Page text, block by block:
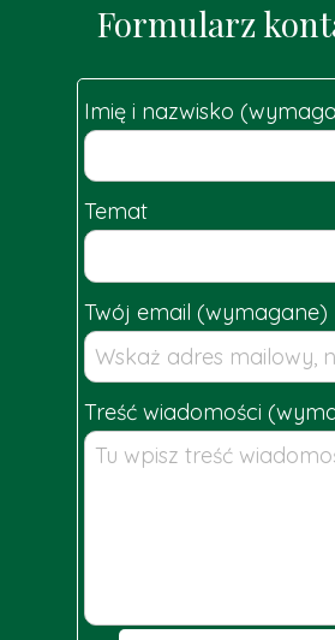
Formularz
Imię i nazwisko
Temat
Twój email (wymagane)
Treść wiadomości